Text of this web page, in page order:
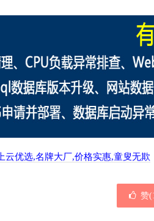
上云优选,名牌大厂,价格实惠,童叟无欺
赞(